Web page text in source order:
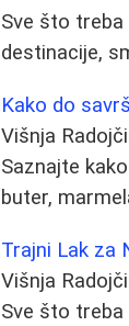
Sve što
destinacije,
Kako do
Višnja
Saznajte
buter,
Trajni Lak za
Višnja
Sve što